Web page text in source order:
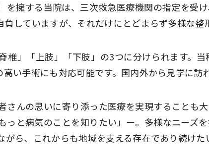
擁する当院は、三次救急医療機関の指定を受
していますが、それだけにとどまらず多様な
椎」「上肢」「下肢」の3つに分けられます。
い手術にも対応可能です。国内外から見学に訪
んの思いに寄り添った医療を実現することも
と病気のことを知りたい」ー。多様なニーズ
ら、これからも地域を支える存在であり続けた